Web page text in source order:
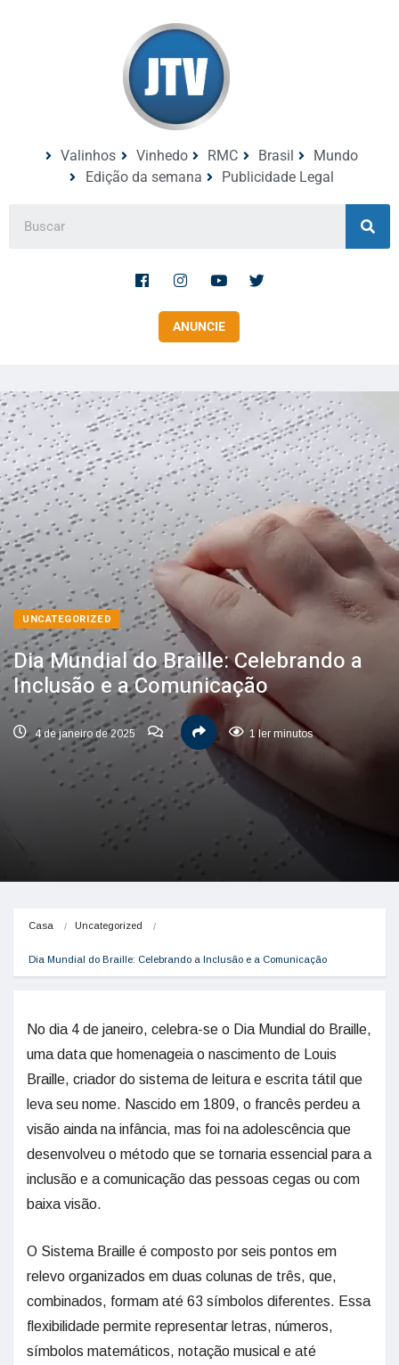
Valinhos Vinhedo RMC Brasil
Mundo
Edição da semana
Publicidade Legal
ANUNCIE
UNCATEGORIZED
Dia Mundial do Braille: Celebrando a
Inclusão e a Comunicação
4 de janeiro de 2025 1 ler minutos
Casa Uncategorized
Dia Mundial do Braille: Celebrando a Inclusão e a Comunicação
No dia 4 de janeiro, celebra-se o Dia Mundial do Braille,
uma data que homenageia o nascimento de Louis
Braille, criador do sistema de leitura e escrita tátil que
leva seu nome. Nascido em 1809, o francês perdeu a
visão ainda na infância, mas foi na adolescência que
desenvolveu o método que se tornaria essencial para a
inclusão e a comunicação das pessoas cegas ou com
baixa visão.
O Sistema Braille é composto por seis pontos em
relevo organizados em duas colunas de três, que,
combinados, formam até 63 símbolos diferentes. Essa
flexibilidade permite representar letras, números,
símbolos matemáticos, notação musical e até